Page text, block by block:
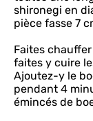
shironegi en
pièce fasse 7
Faites
faites y cuire
Ajoutez-y le
pendant 4
émincés de